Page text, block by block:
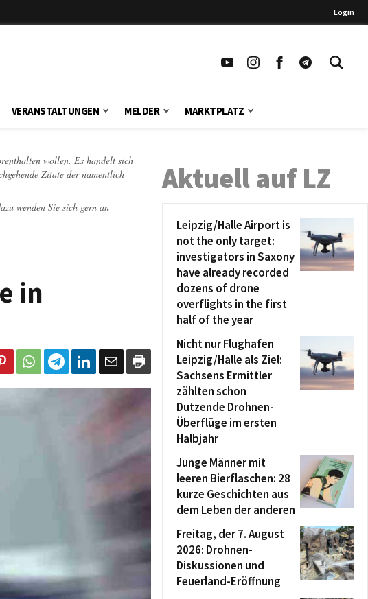
Login
VERANSTALTUNGEN MELDER MARKTPLATZ
wollen. Es handelt sich
Zitate der namentlich
wenden Sie sich gern an
in
Aktuell auf LZ
Leipzig/Halle Airport is
not the only target:
investigators in Saxony
have already recorded
dozens of drone
overflights in the first
half of the year
Nicht nur Flughafen
Leipzig/Halle als Ziel:
Sachsens Ermittler
zählten schon
Dutzende Drohnen-
Überflüge im ersten
Halbjahr
Junge Männer mit
leeren Bierflaschen: 28
kurze Geschichten aus
dem Leben der anderen
Freitag, der 7. August
2026: Drohnen-
Diskussionen und
Feuerland-Eröffnung